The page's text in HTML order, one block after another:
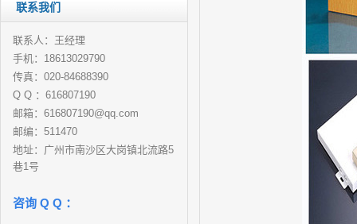
联系我们
联系人：王经理
手机：18613029790
传真：020-84688390
Q Q ：616807190
邮箱：616807190@qq.com
邮编：511470
地址：广州市南沙区大岗镇北流路5
巷1号
咨询 Q Q ：